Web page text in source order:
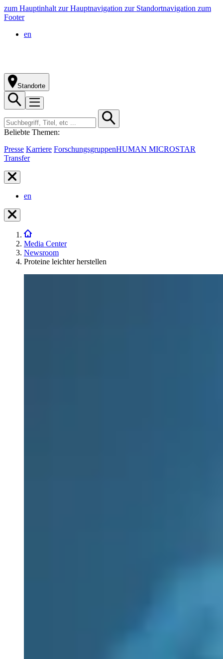
zum Hauptinhalt zur Hauptnavigation zur Standortnavigation zum
Footer
en
Standorte
Beliebte Themen:
Presse Karriere ForschungsgruppenHUMAN MICROSTAR
Transfer
en
Media Center
Newsroom
Proteine leichter herstellen